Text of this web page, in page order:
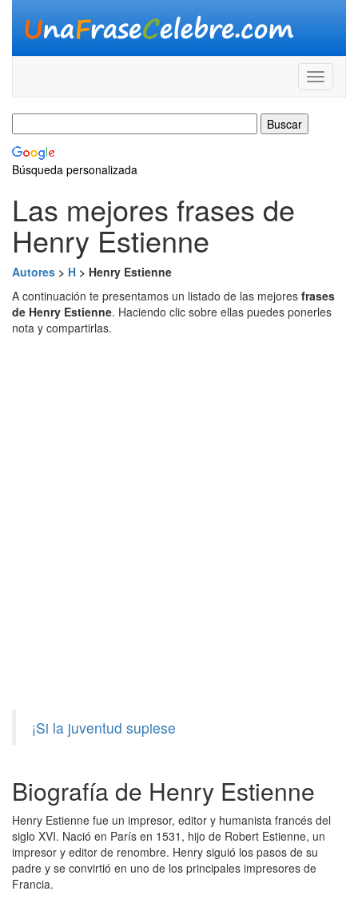
Búsqueda personalizada
Las mejores frases de
Henry Estienne
Autores > H > Henry Estienne
A continuación te presentamos un listado de las mejores frases
de Henry Estienne. Haciendo clic sobre ellas puedes ponerles
nota y compartirlas.
¡Si la juventud supiese
Biografía de Henry Estienne
Henry Estienne fue un impresor, editor y humanista francés del
siglo XVI. Nació en París en 1531, hijo de Robert Estienne, un
impresor y editor de renombre. Henry siguió los pasos de su
padre y se convirtió en uno de los principales impresores de
Francia.